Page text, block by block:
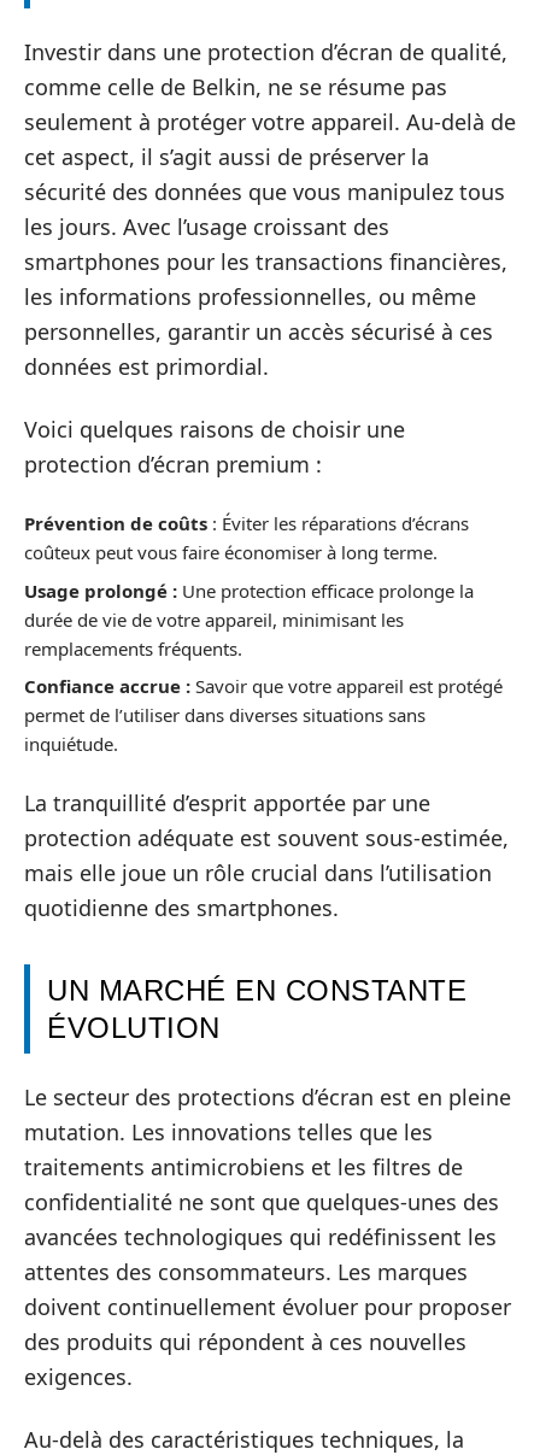
Investir dans une protection d’écran de qualité,
comme celle de Belkin, ne se résume pas
seulement à protéger votre appareil. Au-delà de
cet aspect, il s’agit aussi de préserver la
sécurité des données que vous manipulez tous
les jours. Avec l’usage croissant des
smartphones pour les transactions financières,
les informations professionnelles, ou même
personnelles, garantir un accès sécurisé à ces
données est primordial.
Voici quelques raisons de choisir une
protection d’écran premium :
Prévention de coûts : Éviter les réparations d’écrans
coûteux peut vous faire économiser à long terme.
Usage prolongé : Une protection efficace prolonge la
durée de vie de votre appareil, minimisant les
remplacements fréquents.
Confiance accrue : Savoir que votre appareil est protégé
permet de l’utiliser dans diverses situations sans
inquiétude.
La tranquillité d’esprit apportée par une
protection adéquate est souvent sous-estimée,
mais elle joue un rôle crucial dans l’utilisation
quotidienne des smartphones.
UN MARCHÉ EN CONSTANTE
ÉVOLUTION
Le secteur des protections d’écran est en pleine
mutation. Les innovations telles que les
traitements antimicrobiens et les filtres de
confidentialité ne sont que quelques-unes des
avancées technologiques qui redéfinissent les
attentes des consommateurs. Les marques
doivent continuellement évoluer pour proposer
des produits qui répondent à ces nouvelles
exigences.
Au-delà des caractéristiques techniques, la